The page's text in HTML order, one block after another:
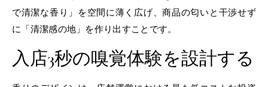
で清潔な香り」を空間に薄く広げ、商品の匂いと干渉せず
に「清潔感の地」を作り出すことです。
入店3秒の嗅覚体験を設計する